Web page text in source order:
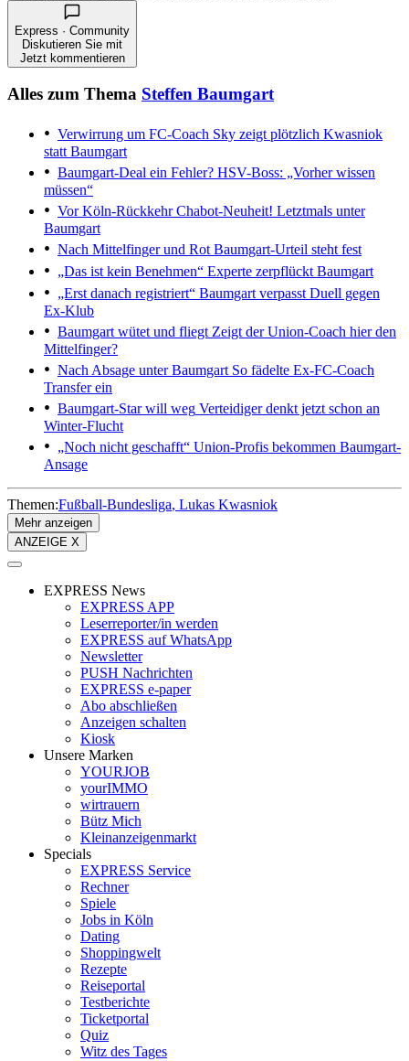
Express · Community
Diskutieren Sie mit
Jetzt kommentieren
Alles zum Thema Steffen Baumgart
Verwirrung um FC-Coach Sky zeigt plötzlich Kwasniok
statt Baumgart
Baumgart-Deal ein Fehler? HSV-Boss: „Vorher wissen
müssen“
Vor Köln-RückkehrChabot-Neuheit! Letztmals unter
Baumgart
Nach Mittelfinger und Rot Baumgart-Urteil steht fest
„Das ist kein Benehmen“ Experte zerpflückt Baumgart
„Erst danach registriert“ Baumgart verpasst Duell gegen
Ex-Klub
Baumgart wütet und fliegt Zeigt der Union-Coach hier den
Mittelfinger?
Nach Absage unter Baumgart So fädelte Ex-FC-Coach
Transfer ein
Baumgart-Star will weg Verteidiger denkt jetzt schon an
Winter-Flucht
„Noch nicht geschafft“ Union-Profis bekommen Baumgart-
Ansage
Themen:Fußball-Bundesliga Lukas Kwasniok
Mehr anzeigen
ANZEIGE X
EXPRESS News
EXPRESS APP
Leserreporter/in werden
EXPRESS auf WhatsApp
Newsletter
PUSH Nachrichten
EXPRESS e-paper
Abo abschließen
Anzeigen schalten
Kiosk
Unsere Marken
YOURJOB
yourIMMO
wirtrauern
Bütz Mich
Kleinanzeigenmarkt
Specials
EXPRESS Service
Rechner
Spiele
Jobs in Köln
Dating
Shoppingwelt
Rezepte
Reiseportal
Testberichte
Ticketportal
Quiz
Witz des Tages